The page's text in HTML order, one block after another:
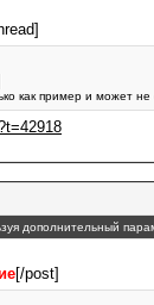
как пример и может
дополнительный
[/post]